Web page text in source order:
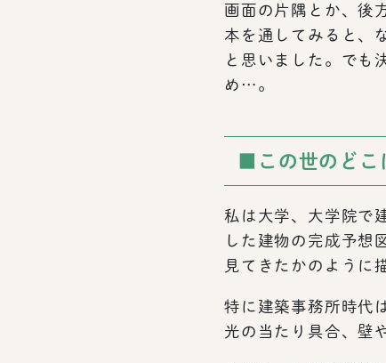
画面の片隅とか、後
本を通してみると、
と思いました。でも
め…。
■この世のどこ
私は大学、大学院で
した建物の完成予想
見てきたかのように
特に建築事務所時代
光の当たり具合、壁